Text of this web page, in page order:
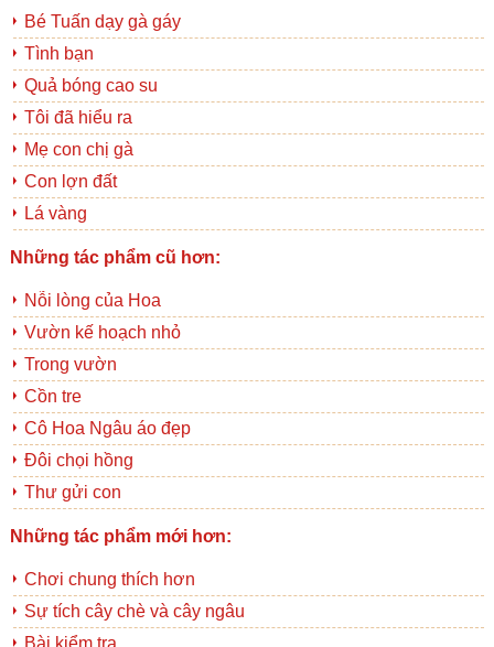
Bé Tuấn dạy gà gáy
Tình bạn
Quả bóng cao su
Tôi đã hiểu ra
Mẹ con chị gà
Con lợn đất
Lá vàng
Những tác phẩm cũ hơn:
Nỗi lòng của Hoa
Vườn kế hoạch nhỏ
Trong vườn
Cồn tre
Cô Hoa Ngâu áo đẹp
Đôi chọi hồng
Thư gửi con
Những tác phẩm mới hơn:
Chơi chung thích hơn
Sự tích cây chè và cây ngâu